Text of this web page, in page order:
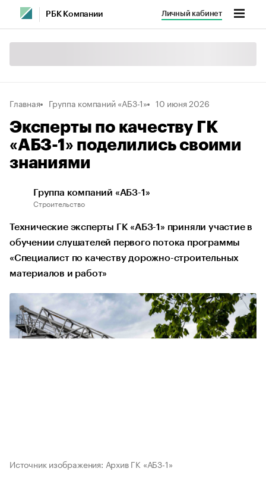
РБК Компании Личный кабинет
Главная Группа компаний «АБЗ-1» 10 июня 2026
Эксперты по качеству ГК
«АБЗ-1» поделились своими
знаниями
Группа компаний «АБЗ-1»
Строительство
Технические эксперты ГК «АБЗ-1» приняли участие в
обучении слушателей первого потока программы
«Специалист по качеству дорожно-строительных
материалов и работ»
Источник изображения: Архив ГК «АБЗ-1»